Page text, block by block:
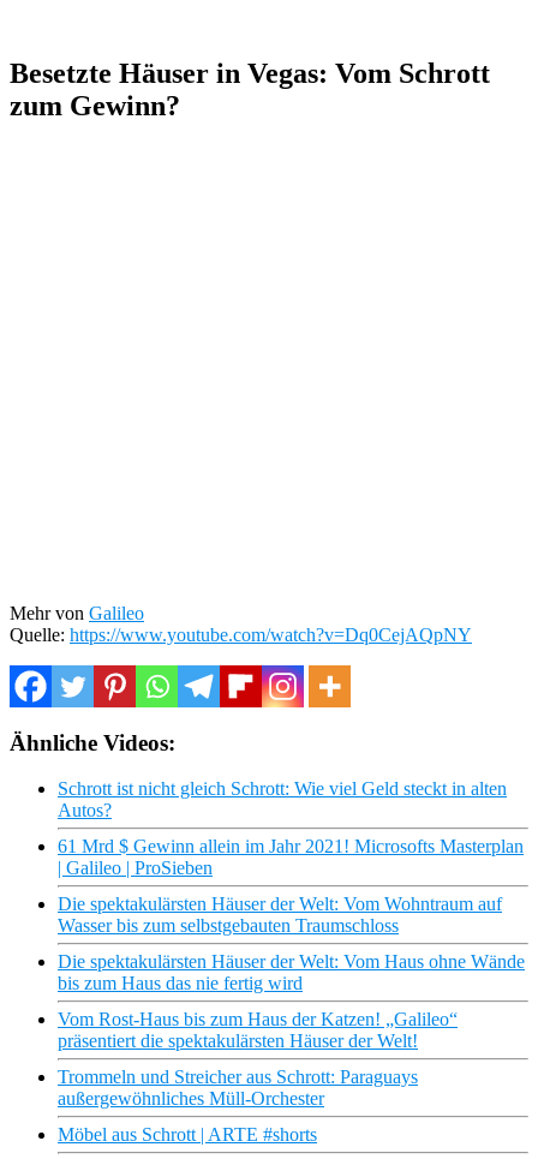
Besetzte Häuser in Vegas: Vom Schrott
zum Gewinn?
Mehr von Galileo
Quelle: https://www.youtube.com/watch?v=Dq0CejAQpNY
Ähnliche Videos:
Schrott ist nicht gleich Schrott: Wie viel Geld steckt in alten
Autos?
61 Mrd $ Gewinn allein im Jahr 2021! Microsofts Masterplan
| Galileo | ProSieben
Die spektakulärsten Häuser der Welt: Vom Wohntraum auf
Wasser bis zum selbstgebauten Traumschloss
Die spektakulärsten Häuser der Welt: Vom Haus ohne Wände
bis zum Haus das nie fertig wird
Vom Rost-Haus bis zum Haus der Katzen! „Galileo“
präsentiert die spektakulärsten Häuser der Welt!
Trommeln und Streicher aus Schrott: Paraguays
außergewöhnliches Müll-Orchester
Möbel aus Schrott | ARTE #shorts